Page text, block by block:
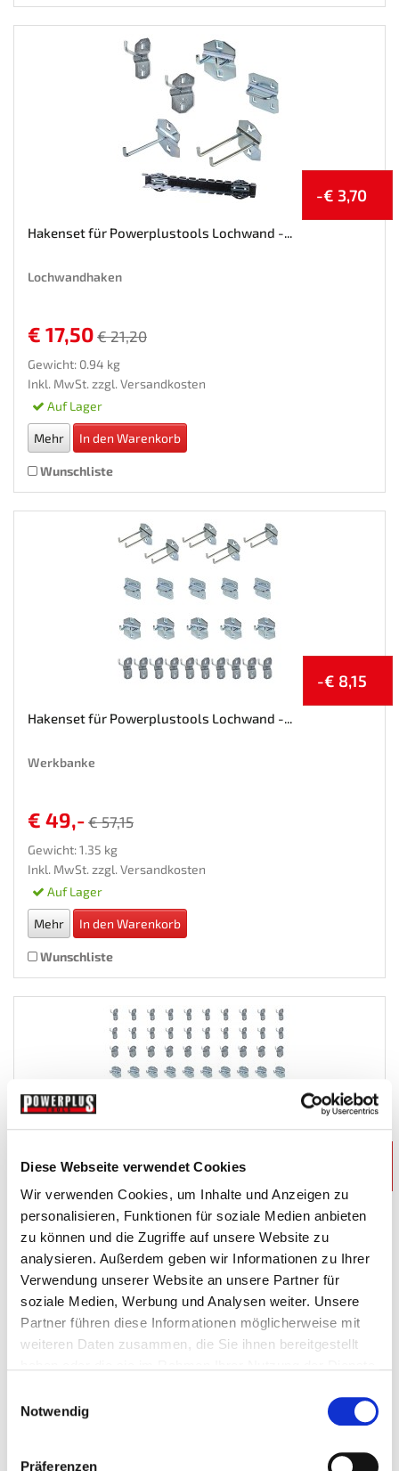
Diese Webseite verwendet Cookies
Wir verwenden Cookies, um Inhalte und Anzeigen zu
personalisieren, Funktionen für soziale Medien anbieten
zu können und die Zugriffe auf unsere Website zu
analysieren. Außerdem geben wir Informationen zu Ihrer
Verwendung unserer Website an unsere Partner für
soziale Medien, Werbung und Analysen weiter. Unsere
Partner führen diese Informationen möglicherweise mit
weiteren Daten zusammen, die Sie ihnen bereitgestellt
Notwendig
Präferenzen
-€ 3,70
Hakenset für Powerplustools Lochwand -...
Lochwandhaken
€ 17,50 € 21,20
Gewicht: 0.94 kg
Inkl. MwSt. zzgl. Versandkosten
Auf Lager
Mehr In den Warenkorb
Wunschliste
-€ 8,15
Hakenset für Powerplustools Lochwand -...
Werkbanke
€ 49,- € 57,15
Gewicht: 1.35 kg
Inkl. MwSt. zzgl. Versandkosten
Auf Lager
Mehr In den Warenkorb
Wunschliste
Hakenset für Powerplustools Lochwand -...
€ 139,- € 173,80
Mehr In den Warenkorb